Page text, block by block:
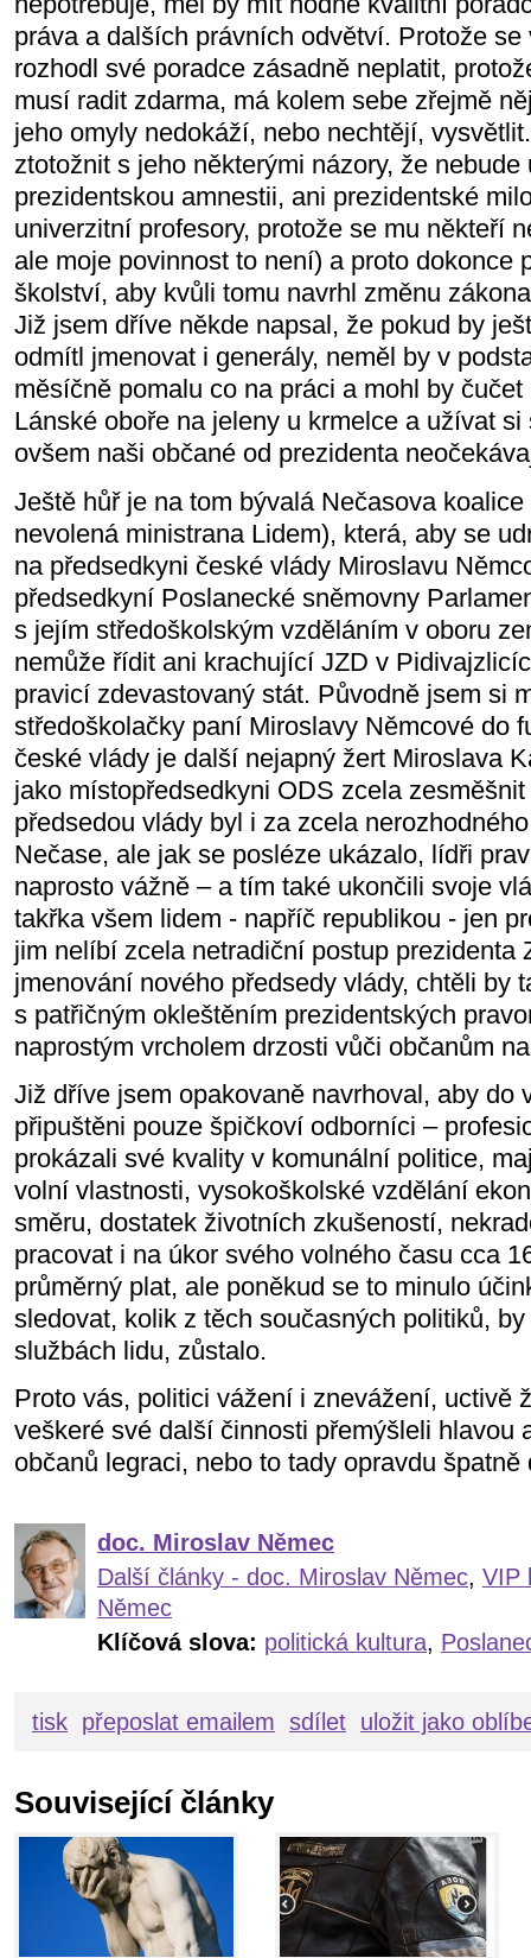
práva a dalších právních odvětví. Protože
rozhodl své poradce zásadně neplatit,
musí radit zdarma, má kolem sebe zřejmě
jeho omyly nedokáží, nebo nechtějí,
ztotožnit s jeho některými názory, že nebude
prezidentskou amnestii, ani prezidentské
univerzitní profesory, protože se mu někteří
ale moje povinnost to není) a proto dokonce
školství, aby kvůli tomu navrhl změnu
Již jsem dříve někde napsal, že pokud by
odmítl jmenovat i generály, neměl by v
měsíčně pomalu co na práci a mohl by
Lánské oboře na jeleny u krmelce a užívat
ovšem naši občané od prezidenta
Ještě hůř je na tom bývalá Nečasova
nevolená ministrana Lidem), která, aby se
na předsedkyni české vlády Miroslavu
předsedkyní Poslanecké sněmovny
s jejím středoškolským vzděláním v oboru
nemůže řídit ani krachující JZD v
pravicí zdevastovaný stát. Původně jsem si
středoškolačky paní Miroslavy Němcové do
české vlády je další nejapný žert Miroslava
jako místopředsedkyni ODS zcela
předsedou vlády byl i za zcela
Nečase, ale jak se posléze ukázalo, lídři
naprosto vážně – a tím také ukončili svoje
takřka všem lidem - napříč republikou - jen
jim nelíbí zcela netradiční postup prezidenta
jmenování nového předsedy vlády, chtěli by
s patřičným okleštěním prezidentských
naprostým vrcholem drzosti vůči občanům
Již dříve jsem opakovaně navrhoval, aby do
připuštěni pouze špičkoví odborníci –
prokázali své kvality v komunální politice,
volní vlastnosti, vysokoškolské vzdělání
směru, dostatek životních zkušeností,
pracovat i na úkor svého volného času cca
průměrný plat, ale poněkud se to minulo
sledovat, kolik z těch současných politiků,
službách lidu, zůstalo.
Proto vás, politici vážení i znevážení, uctivě
veškeré své další činnosti přemýšleli hlavou
občanů legraci, nebo to tady opravdu špatně
doc. Miroslav Němec
Další články - doc. Miroslav Němec, VIP
Němec
Klíčová slova: politická kultura,
tisk přeposlat emailem sdílet uložit jako
Související články